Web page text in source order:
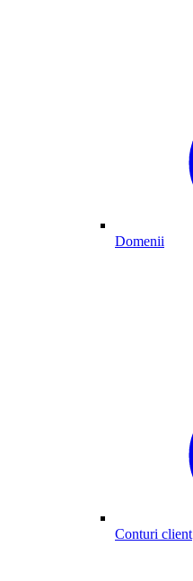
Domenii
Conturi client